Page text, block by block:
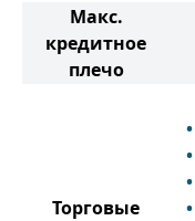
Макс.
кредитное
плечо
Торговые